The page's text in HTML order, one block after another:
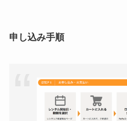
申し込み手順